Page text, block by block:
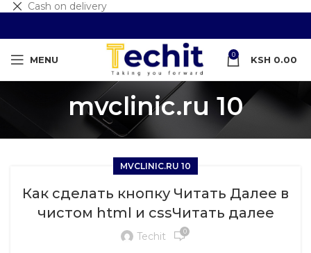
MENU 0 KSH 0.00
mvclinic.ru 10
MVCLINIC.RU 10
Как сделать кнопку Читать Далее в
чистом html и cssЧитать далее
Techit 0
Cash on delivery